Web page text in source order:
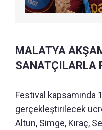
MALATYA
SANATÇILARLA
Festival kapsamında
gerçekleştirilecek
Altun, Simge, Kıraç,